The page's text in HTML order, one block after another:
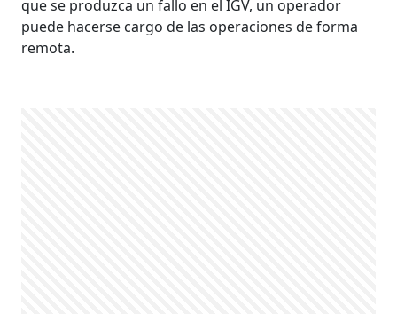
que se produzca un fallo en el IGV, un operador
puede hacerse cargo de las operaciones de forma
remota.